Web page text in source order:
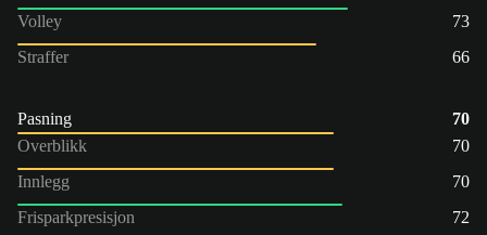
Volley
73
Straffer
66
Pasning
70
Overblikk
70
Innlegg
70
Frisparkpresisjon
72